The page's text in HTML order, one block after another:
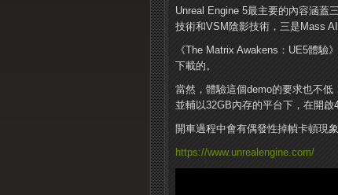
Unreal Engine 5最主要的內容涵蓋
技術和VSM陰影技術，三是Mass
《The Matrix Awakens：UE5體驗
下載的。
當然，體驗這個demo的要求也不
並輔以32GB內存的平台下，在開啟
開車過程中會有偶發性掉幀卡頓現
https://www.unrealengine.com/